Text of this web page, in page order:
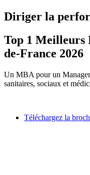
Diriger la
Top 1 Meilleurs
de-France 2026
Un MBA pour un
sanitaires, sociaux et
Téléchargez la